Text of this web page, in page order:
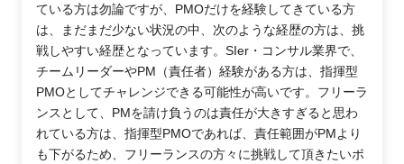
ている方は勿論ですが、PMOだけを経験してきている方
は、まだまだ少ない状況の中、次のような経歴の方は、挑
戦しやすい経歴となっています。SIer・コンサル業界で、
チームリーダーやPM（責任者）経験がある方は、指揮型
PMOとしてチャレンジできる可能性が高いです。フリーラ
ンスとして、PMを請け負うのは責任が大きすぎると思わ
れている方は、指揮型PMOであれば、責任範囲がPMより
も下がるため、フリーランスの方々に挑戦して頂きたいポ